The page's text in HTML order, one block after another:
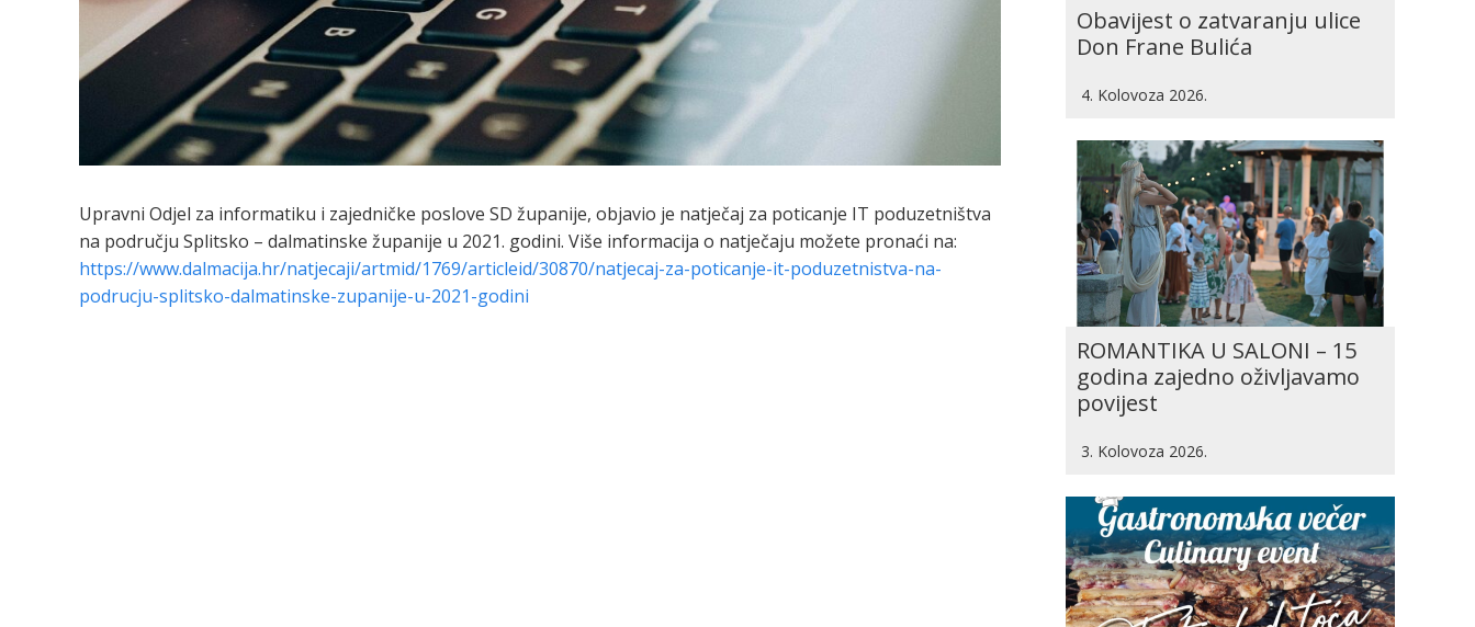
Upravni Odjel za informatiku i zajedničke poslove SD županije, objavio je natječaj za poticanje IT poduzetništva
na području Splitsko – dalmatinske županije u 2021. godini. Više informacija o natječaju možete pronaći na:
https://www.dalmacija.hr/natjecaji/artmid/1769/articleid/30870/natjecaj-za-poticanje-it-poduzetnistva-na-
podrucju-splitsko-dalmatinske-zupanije-u-2021-godini
Obavijest o zatvaranju ulice
Don Frane Bulića
4. Kolovoza 2026.
ROMANTIKA U SALONI – 15
godina zajedno oživljavamo
povijest
3. Kolovoza 2026.